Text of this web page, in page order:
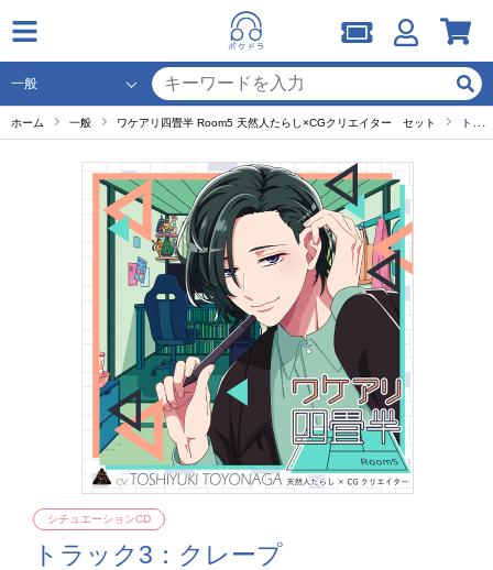
ホーム 一般 ワケアリ四畳半 Room5 天然人たらし×CGクリエイター セット トラック3：クレープ
トラック3：クレープ
シチュエーションCD